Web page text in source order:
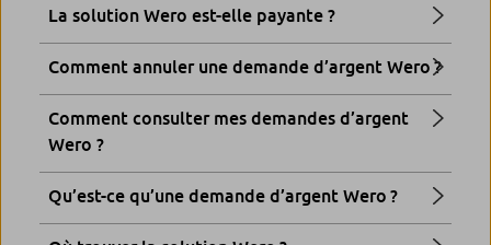
La solution Wero est-elle payante ?
Comment annuler une demande d’argent Wero ?
Comment consulter mes demandes d’argent
Wero ?
Qu’est-ce qu’une demande d’argent Wero ?